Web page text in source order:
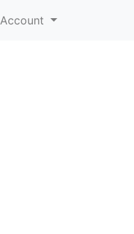
Account